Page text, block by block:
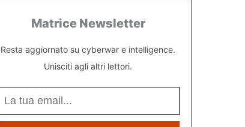
Matrice Newsletter
Resta aggiornato su cyberwar e intelligence.
Unisciti agli altri lettori.